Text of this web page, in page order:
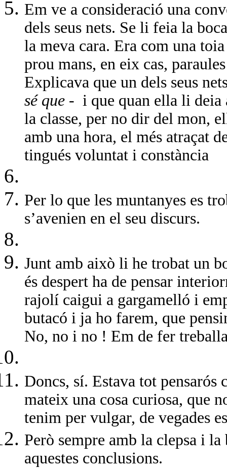
Em ve a consideració una
dels seus nets. Se li feia la
la meva cara. Era com una
prou mans, en eix cas,
Explicava que un dels seus
sé que - i que quan ella li deia
la classe, per no dir del mon,
amb una hora, el més atraçat
tingués voluntat i constància
Per lo que les muntanyes es
s’avenien en el seu discurs.
Junt amb això li he trobat un
és despert ha de pensar
rajolí caigui a gargamelló i
butacó i ja ho farem, que
No, no i no ! Em de fer
Doncs, sí. Estava tot
mateix una cosa curiosa, que
tenim per vulgar, de vegades
Però sempre amb la clepsa i
aquestes conclusions.